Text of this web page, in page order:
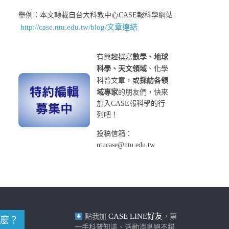
舉例：本文轉載自台大科教中心CASE報科學網站
http://case.ntu.edu.tw/blog/文章連結
有興趣撰寫數學、地球
科學、天文領域 、化學
科普文章，或採訪各領
域專家的朋友們，快來
加入CASE報科學的行
列吧！
投稿信箱：
ntucase@ntu.edu.tw
？ 點我加 CASE LINE好友 ，第
一手科普知識、活動消息絕不錯